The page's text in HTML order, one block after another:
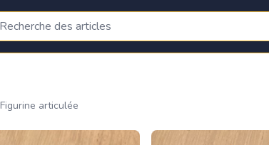
Figurine articulée